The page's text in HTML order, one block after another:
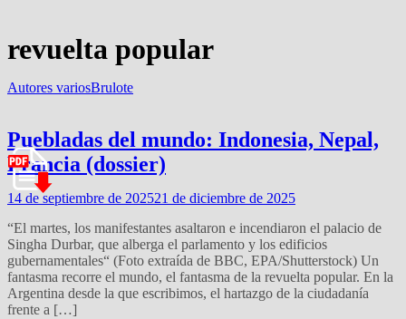
revuelta popular
Autores variosBrulote
Puebladas del mundo: Indonesia, Nepal,
Francia (dossier)
14 de septiembre de 202521 de diciembre de 2025
“El martes, los manifestantes asaltaron e incendiaron el palacio de
Singha Durbar, que alberga el parlamento y los edificios
gubernamentales“ (Foto extraída de BBC, EPA/Shutterstock) Un
fantasma recorre el mundo, el fantasma de la revuelta popular. En la
Argentina desde la que escribimos, el hartazgo de la ciudadanía
frente a […]